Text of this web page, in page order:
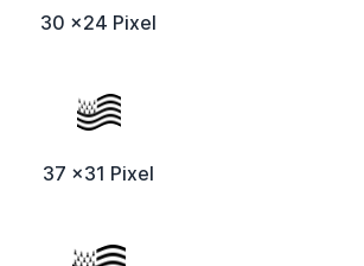
30 x24 Pixel
37 x31 Pixel